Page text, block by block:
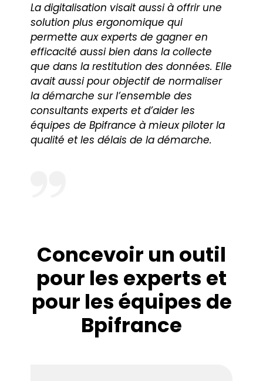
La digitalisation visait aussi à offrir une
solution plus ergonomique qui
permette aux experts de gagner en
efficacité aussi bien dans la collecte
que dans la restitution des données. Elle
avait aussi pour objectif de normaliser
la démarche sur l’ensemble des
consultants experts et d’aider les
équipes de Bpifrance à mieux piloter la
qualité et les délais de la démarche.
Concevoir un outil
pour les experts et
pour les équipes de
Bpifrance